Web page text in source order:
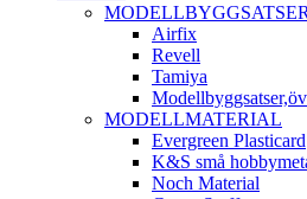
MODELLBYGGSATSER
Airfix
Revell
Tamiya
MODELLMATERIAL
Evergreen Plasticard
K&S små
Noch Material